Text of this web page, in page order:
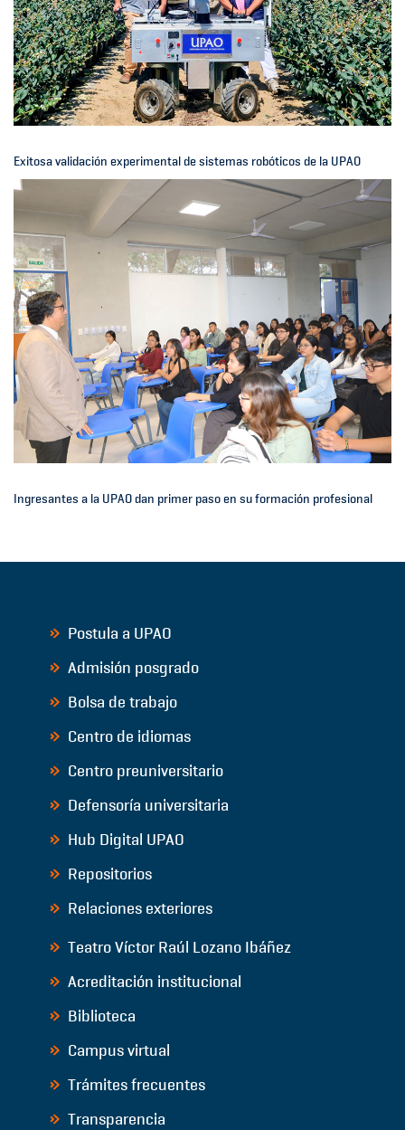
Exitosa validación experimental de sistemas robóticos de la UPAO
Ingresantes a la UPAO dan primer paso en su formación profesional
Postula a UPAO
Admisión posgrado
Bolsa de trabajo
Centro de idiomas
Centro preuniversitario
Defensoría universitaria
Hub Digital UPAO
Repositorios
Relaciones exteriores
Teatro Víctor Raúl Lozano Ibáñez
Acreditación institucional
Biblioteca
Campus virtual
Trámites frecuentes
Transparencia